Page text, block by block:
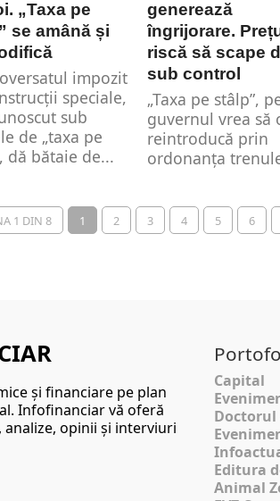
„Taxa pe
se amână și
impozit
speciale,
sub
de „taxa pe
dă bătaie de...
generează
îngrijorare.
riscă să scape
sub control
„Taxa pe stâlp”,
guvernul vrea să
reintroducă prin
ordonanța
1 DIN 8 1 2 3 4 5 6
şi financiare pe plan
Infofinanciar vă oferă
opinii şi interviuri
Capital
Doctorul
Editura
Animal